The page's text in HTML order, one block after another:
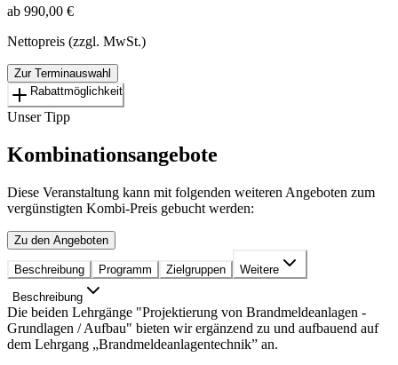
ab 990,00 €
Nettopreis (zzgl. MwSt.)
Zur Terminauswahl
Rabattmöglichkeit
Unser Tipp
Kombinationsangebote
Diese Veranstaltung kann mit folgenden weiteren Angeboten zum
vergünstigten Kombi-Preis gebucht werden:
Zu den Angeboten
Beschreibung Programm Zielgruppen Weitere
Beschreibung
Die beiden Lehrgänge "Projektierung von Brandmeldeanlagen -
Grundlagen / Aufbau" bieten wir ergänzend zu und aufbauend auf
dem Lehrgang „Brandmeldeanlagentechnik” an.